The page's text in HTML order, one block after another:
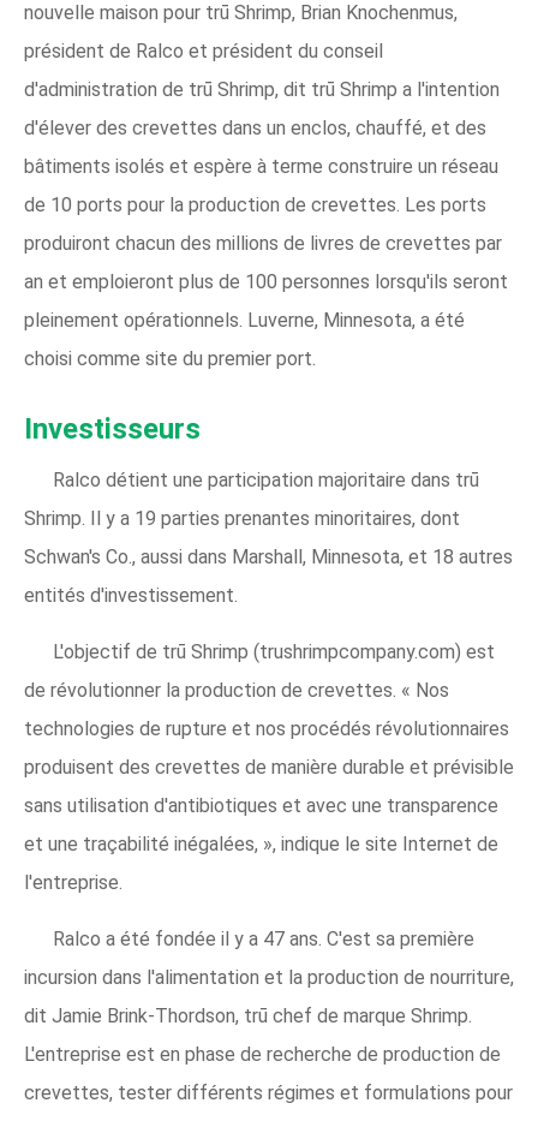
nouvelle maison pour trū Shrimp, Brian Knochenmus,
président de Ralco et président du conseil
d'administration de trū Shrimp, dit trū Shrimp a l'intention
d'élever des crevettes dans un enclos, chauffé, et des
bâtiments isolés et espère à terme construire un réseau
de 10 ports pour la production de crevettes. Les ports
produiront chacun des millions de livres de crevettes par
an et emploieront plus de 100 personnes lorsqu'ils seront
pleinement opérationnels. Luverne, Minnesota, a été
choisi comme site du premier port.
Investisseurs
Ralco détient une participation majoritaire dans trū
Shrimp. Il y a 19 parties prenantes minoritaires, dont
Schwan's Co., aussi dans Marshall, Minnesota, et 18 autres
entités d'investissement.
L'objectif de trū Shrimp (trushrimpcompany.com) est
de révolutionner la production de crevettes. « Nos
technologies de rupture et nos procédés révolutionnaires
produisent des crevettes de manière durable et prévisible
sans utilisation d'antibiotiques et avec une transparence
et une traçabilité inégalées, », indique le site Internet de
l'entreprise.
Ralco a été fondée il y a 47 ans. C'est sa première
incursion dans l'alimentation et la production de nourriture,
dit Jamie Brink-Thordson, trū chef de marque Shrimp.
L'entreprise est en phase de recherche de production de
crevettes, tester différents régimes et formulations pour